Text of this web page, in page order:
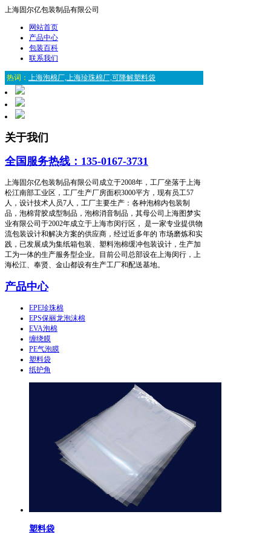
上海固尔亿包装制品有限公司
网站首页
产品中心
包装百科
联系我们
热词： 上海泡棉厂,上海珍珠棉厂,可降解塑料袋
关于我们
全国服务热线：135-0167-3731
上海固尔亿包装制品有限公司成立于2008年，工厂坐落于上海
松江南部工业区，工厂生产厂房面积3000平方，现有员工57
人，设计技术人员7人，工厂主要生产：各种泡棉内包装制
品，泡棉背胶成型制品，泡棉消音制品，其母公司上海图梦实
业有限公司于2002年成立于上海市闵行区， 是一家专业提供物
流包装设计和解决方案的供应商，经过近多年的 市场磨炼和实
践，已发展成为集纸箱包装、塑料泡棉缓冲包装设计，生产加
工为一体的生产服务型企业。目前公司总部设在上海闵行，上
海松江、奉贤、金山都设有生产工厂和配送基地。
产品中心
EPE珍珠棉
EPS保丽龙泡沫棉
EVA泡棉
缠绕膜
PE气泡膜
塑料袋
纸护角
塑料袋